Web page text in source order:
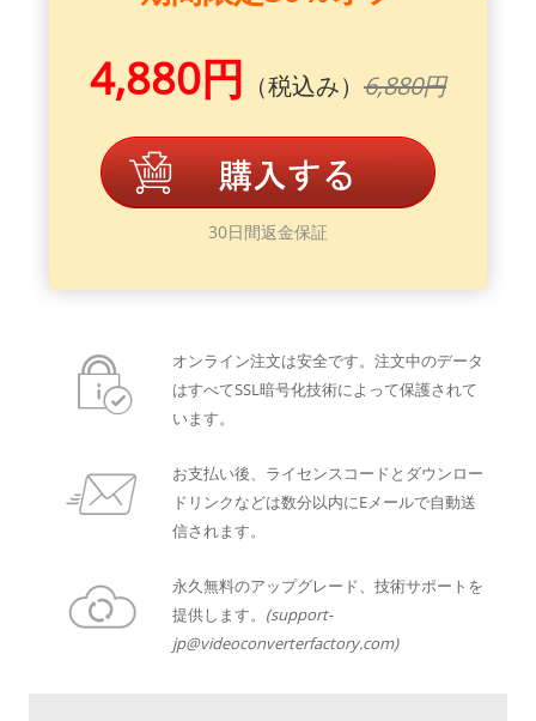
4,880円 （税込み） 6,880円
30日間返金保証
オンライン注文は安全です。注文中のデータ
はすべてSSL暗号化技術によって保護されて
います。
お支払い後、ライセンスコードとダウンロー
ドリンクなどは数分以内にEメールで自動送
信されます。
永久無料のアップグレード、技術サポートを
提供します。 (support-
jp@videoconverterfactory.com)